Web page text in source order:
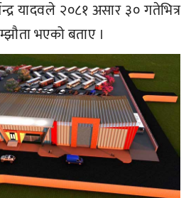
यादवले २०८१ असार ३० गतेभित्र
भएको बताए ।